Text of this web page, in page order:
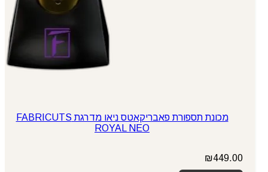
מכונת תספורת פאבריקאטס ניאו מדרגת FABRICUTS
ROYAL NEO
₪449.00